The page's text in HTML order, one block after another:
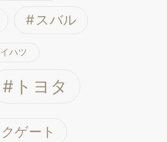
スバル
ハツ
トヨタ
ゲート